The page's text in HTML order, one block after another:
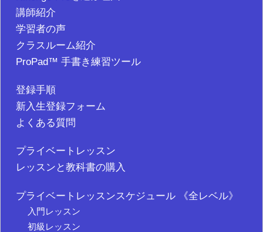
講師紹介
学習者の声
クラスルーム紹介
ProPad™ 手書き練習ツール
登録手順
新入生登録フォーム
よくある質問
プライベートレッスン
レッスンと教科書の購入
プライベートレッスンスケジュール 《全レベル》
入門レッスン
初級レッスン